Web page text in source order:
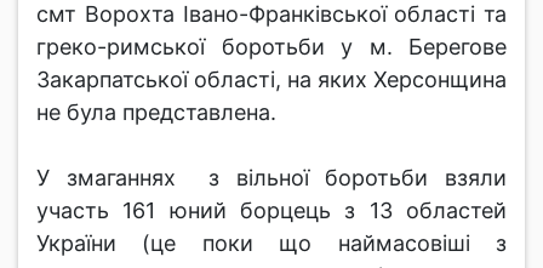
смт Ворохта Івано-Франківської області та
греко-римської боротьби у м. Берегове
Закарпатської області, на яких Херсонщина
не була представлена.
У змаганнях з вільної боротьби взяли
участь 161 юний борцець з 13 областей
України (це поки що наймасовіші з